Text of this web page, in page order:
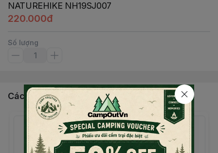
NATUREHIKE NH19SJ007
220.000đ
Số lượng
Các sản phẩm, dịch vụ khác